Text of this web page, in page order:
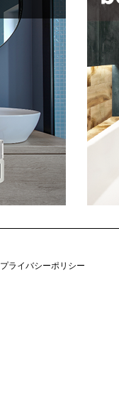
プライバシーポリシー